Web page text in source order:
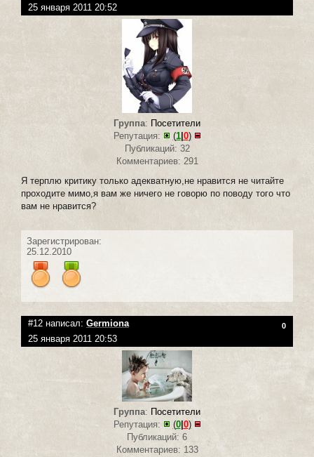
25 января 2011 20:52
Группа: Посетители
Репутация:
(1|0)
Публикаций: 32
Комментариев: 291
Я терплю критику только адекватную,не нравится не читайте
проходите мимо,я вам же ничего не говорю по поводу того что
вам не нравится?
Зарегистрирован:
25.12.2010
#12 написал: Germiona 0
25 января 2011 20:53
Группа: Посетители
Репутация:
(0|0)
Публикаций: 6
Комментариев: 133